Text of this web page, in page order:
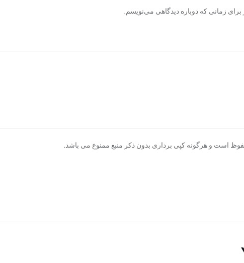
زمانی که دوباره دیدگاهی می‌نویسم.
است و هرگونه کپی برداری بدون ذکر منبع ممنوع می باشد.